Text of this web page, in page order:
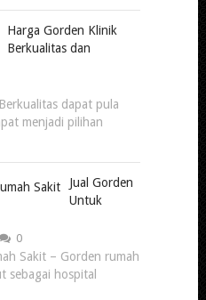
Harga Gorden Klinik
Berkualitas dan
dapat pula
menjadi pilihan
Jual Gorden
Untuk
0
Sakit – Gorden rumah
sebagai hospital